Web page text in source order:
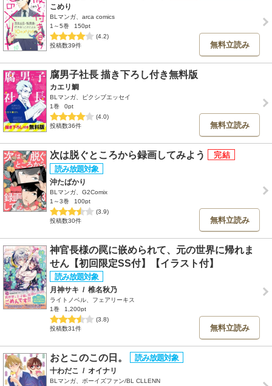
こめり
BLマンガ、arca comics
1～5巻
150pt
(4.2)
投稿数39件
無料立読み
腐男子社長 描き下ろし付き無料版
カエリ鯛
BLマンガ、ピクシブエッセイ
1巻
0pt
(4.0)
投稿数36件
無料立読み
次は脱ぐところから録画してみよう
沖たばかり
BLマンガ、G2Comix
1～3巻
100pt
(3.9)
投稿数30件
無料立読み
神官長様の罠に嵌められて、元の世界に帰れま
せん【初回限定SS付】【イラスト付】
月神サキ / 椎名秋乃
ライトノベル、フェアリーキス
1巻
1,200pt
(3.8)
投稿数31件
無料立読み
おとこのこの日。
十わだこ / オイナリ
BLマンガ、ボーイズファン/BL CLLENN